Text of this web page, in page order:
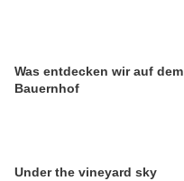
Was entdecken wir auf dem
Bauernhof
Under the vineyard sky